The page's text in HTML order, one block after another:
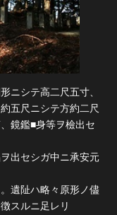
ニシテ高二尺五寸、
五尺ニシテ方約二尺
鏡鑑■身等ヲ檢出セ
出セシガ中ニ承安元
遺阯ハ略々原形ノ儘
スルニ足レリ